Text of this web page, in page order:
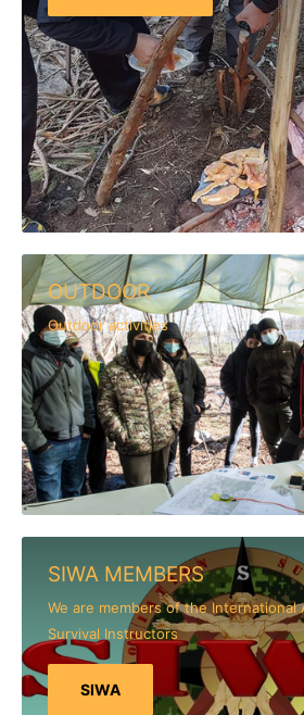
OUTDOOR
Outdoor activities
SIWA MEMBERS
We are members of the International
Survival Instructors
SIWA